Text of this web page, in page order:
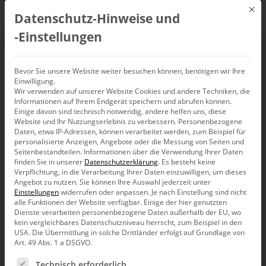
Stromerzeugung in
Deutschland
Ohne Stromerzeugung in ausreichenden Mengen ist das
reibungslose Funktionieren von Wirtschaft und Handel
und die Versorgung der privaten Haushalte in
Deutschland gefährdet. Welche Energiequellen
existieren aktuell und wie verhalten sich diese im
Zeitverlauf?
Daten zur
Mit
Datenschutz-Hinweise und
‑Einstellungen
Bevor Sie unsere Website weiter besuchen können, benötigen wir Ihre
Einwilligung.
Wir verwenden auf unserer Website Cookies und andere Techniken, die
Informationen auf Ihrem Endgerät speichern und abrufen können.
Einige davon sind technisch notwendig, andere helfen uns, diese
Website und Ihr Nutzungserlebnis zu verbessern. Personenbezogene
Daten, etwa IP-Adressen, können verarbeitet werden, zum Beispiel für
personalisierte Anzeigen, Angebote oder die Messung von Seiten und
Seitenbestandteilen. Informationen über die Verwendung Ihrer Daten
finden Sie in unserer Datenschutzerklärung. Es besteht keine
Verpflichtung, in die Verarbeitung Ihrer Daten einzuwilligen, um dieses
Angebot zu nutzen.Sie können Ihre Auswahl jederzeit unter
Einstellungenwiderrufen oder anpassen. Je nach Einstellung sind nicht
alle Funktionen der Website verfügbar. Einige der hier genutzten
Dienste verarbeiten personenbezogene Daten außerhalb der EU, wo
kein vergleichbares Datenschutzniveau herrscht, zum Beispiel in den
USA. Die Übermittlung in solche Drittländer erfolgt auf Grundlage von
Art. 49 Abs. 1 a DSGVO.
Es folgt eine Liste der Service-Gruppen, für die eine